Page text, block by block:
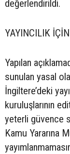
değerlendirildi.
YAYINCILIK
Yapılan
sunulan yasal
İngiltere’deki
kuruluşlarının
yeterli güvence
Kamu Yararına